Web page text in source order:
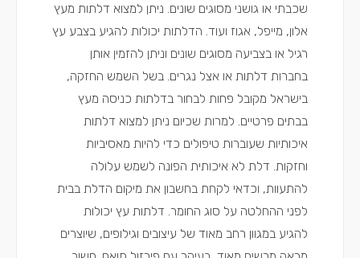
שכבתי או גושני מסוגים שונים. ניתן למצוא דלתות מעץ
אלון, מייפל, אגוז ועוד. הדלתות יכולות להגיע בצבע עץ
רגיל או בצביעה מסוגים שונים וניתן להזמין אותן
בחברות דלתות או אצל נגרים. בשל השמש החזקה,
בישראל מקובל פחות לבחור בדלתות כניסה מעץ
בבתים פרטיים. למרות שכיום ניתן למצוא דלתות
איכותיות שעוברות טיפולים כדי להיות מאסיביות
וחזקות. דלת לא איכותית הפונה לשמש עלולה
להתעוות, וכדאי לקחת בחשבון את מיקום הדלת בבית
לפני ההחלטה על סוג החומר. דלתות עץ יכולות
להגיע במגוון רחב מאוד של עיצובים וגילופים, שיוצרים